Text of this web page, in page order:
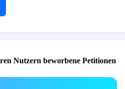
Nutzern beworbene Petitionen